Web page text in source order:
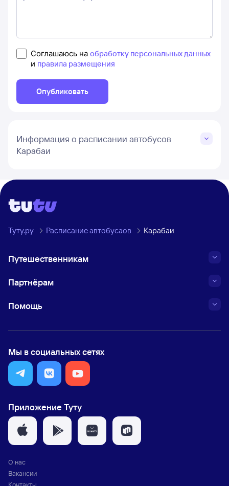
Соглашаюсь на обработку персональных данных
и правила размещения
Опубликовать
Информация о расписании автобусов
Карабаи
Туту.ру Расписание автобусаов Карабаи
Путешественникам
Партнёрам
Помощь
Мы в социальных сетях
Приложение Туту
О нас
Вакансии